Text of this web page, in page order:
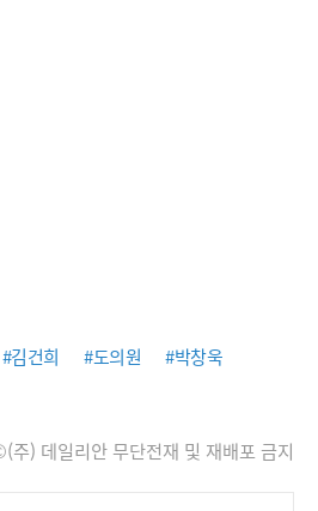
#김건희 #도의원
#박창욱
주) 데일리안 무단전재 및 재배포 금지